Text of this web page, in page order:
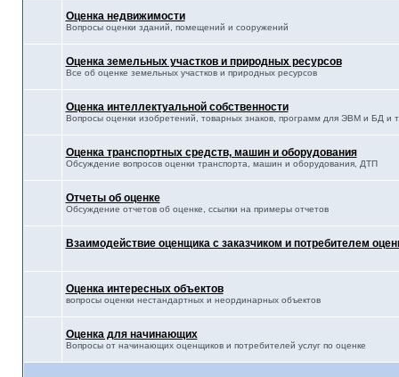
Оценка недвижимости
Вопросы оценки зданий, помещений и сооружений
Оценка земельных участков и природных ресурсов
Все об оценке земельных участков и природных ресурсов
Оценка интеллектуальной собственности
Вопросы оценки изобретений, товарных знаков, программ для ЭВМ и БД и
Оценка транспортных средств, машин и оборудования
Обсуждение вопросов оценки транспорта, машин и оборудования, ДТП
Отчеты об оценке
Обсуждение отчетов об оценке, ссылки на примеры отчетов
Взаимодействие оценщика с заказчиком и потребителем
Оценка интересных объектов
вопросы оценки нестандартных и неординарных объектов
Оценка для начинающих
Вопросы от начинающих оценщиков и потребителей услуг по оценке